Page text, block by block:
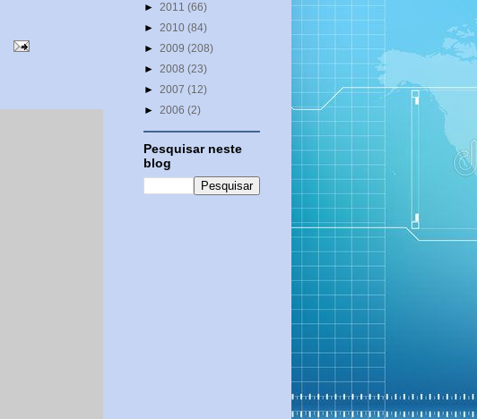
► 2011 (66)
► 2010 (84)
► 2009 (208)
► 2008 (23)
► 2007 (12)
► 2006 (2)
Pesquisar neste
blog